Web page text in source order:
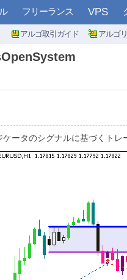
フリーランス VPS
アルゴ取引ガイド アルゴ
ータのシグナルに基づくトレ